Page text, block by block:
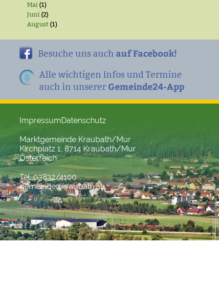
Mai (1)
Juni (2)
August (1)
Besuche uns auch auf Facebook!
Alle wichtigen Infos und Termine
auch in unserer Gemeinde24-App
ImpressumDatenschutz
Marktgemeinde Kraubath/Mur
Kirchplatz 1, 8714 Kraubath/Mur
Österreich
Tel. 03832/4100
gemeinde@kraubath.at